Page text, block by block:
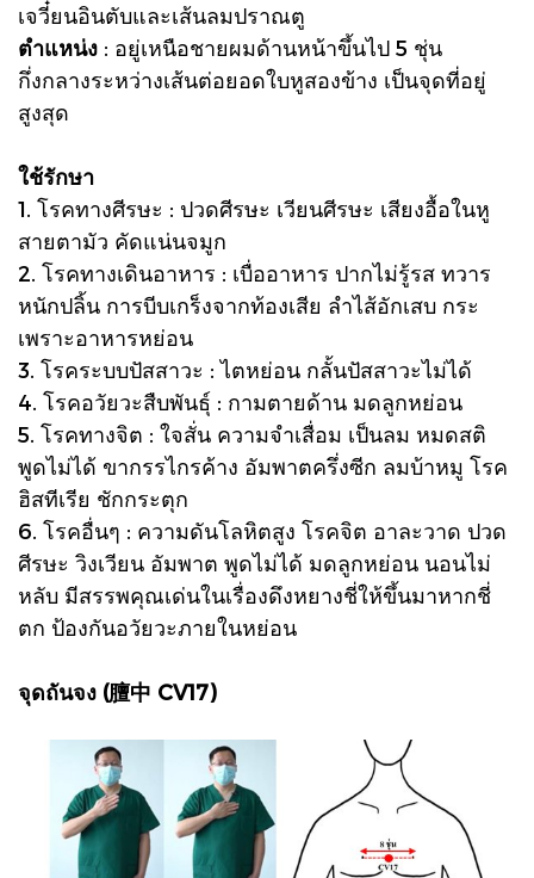
เจวี๋ยนอินตับและเส้นลมปราณตู
ตำแหน่ง : อยู่เหนือชายผมด้านหน้าขึ้นไป 5 ชุ่น
กึ่งกลางระหว่างเส้นต่อยอดใบหูสองข้าง เป็นจุดที่อยู่
สูงสุด
ใช้รักษา
1. โรคทางศีรษะ : ปวดศีรษะ เวียนศีรษะ เสียงอื้อในหู
สายตามัว คัดแน่นจมูก
2. โรคทางเดินอาหาร : เบื่ออาหาร ปากไม่รู้รส ทวาร
หนักปลิ้น การบีบเกร็งจากท้องเสีย ลำไส้อักเสบ กระ
เพราะอาหารหย่อน
3. โรคระบบปัสสาวะ : ไตหย่อน กลั้นปัสสาวะไม่ได้
4. โรคอวัยวะสืบพันธุ์ : กามตายด้าน มดลูกหย่อน
5. โรคทางจิต : ใจสั่น ความจำเสื่อม เป็นลม หมดสติ
พูดไม่ได้ ขากรรไกรค้าง อัมพาตครึ่งซีก ลมบ้าหมู โรค
ฮิสทีเรีย ชักกระตุก
6. โรคอื่นๆ : ความดันโลหิตสูง โรคจิต อาละวาด ปวด
ศีรษะ วิงเวียน อัมพาต พูดไม่ได้ มดลูกหย่อน นอนไม่
หลับ มีสรรพคุณเด่นในเรื่องดึงหยางชี่ให้ขึ้นมาหากชี่
ตก ป้องกันอวัยวะภายในหย่อน
จุดถันจง (膻中 CV17)